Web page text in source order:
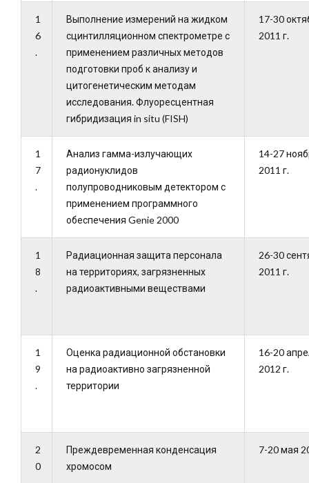
1
6
.
Выполнение измерений на жидком
сцинтилляционном спектрометре с
применением различных методов
подготовки проб к анализу и
цитогенетическим методам
исследования. Флуоресцентная
гибридизация in situ (FISH)
17-30
2011 г.
1
7
.
Анализ гамма-излучающих
радионуклидов
полупроводниковым детектором с
применением программного
обеспечения Genie 2000
14-27
2011 г.
1
8
.
Радиационная защита персонала
на территориях, загрязненных
радиоактивными веществами
26-30
2011 г.
1
9
.
Оценка радиационной обстановки
на радиоактивно загрязненной
территории
16-20
2012 г.
2
0
Преждевременная конденсация
хромосом
7-20 мая